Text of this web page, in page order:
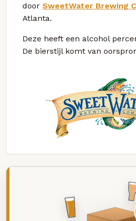
door SweetWater Brewing
Atlanta.
Deze heeft een alcohol
De bierstijl komt van